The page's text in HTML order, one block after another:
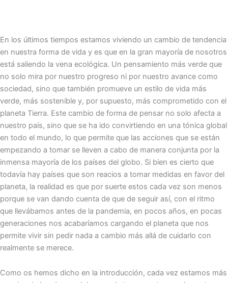
En los últimos tiempos estamos viviendo un cambio de tendencia
en nuestra forma de vida y es que en la gran mayoría de nosotros
está saliendo la vena ecológica. Un pensamiento más verde que
no solo mira por nuestro progreso ni por nuestro avance como
sociedad, sino que también promueve un estilo de vida más
verde, más sostenible y, por supuesto, más comprometido con el
planeta Tierra. Este cambio de forma de pensar no solo afecta a
nuestro país, sino que se ha ido convirtiendo en una tónica global
en todo el mundo, lo que permite que las acciones que se están
empezando a tomar se lleven a cabo de manera conjunta por la
inmensa mayoría de los países del globo. Si bien es cierto que
todavía hay países que son reacios a tomar medidas en favor del
planeta, la realidad es que por suerte estos cada vez son menos
porque se van dando cuenta de que de seguir así, con el ritmo
que llevábamos antes de la pandemia, en pocos años, en pocas
generaciones nos acabaríamos cargando el planeta que nos
permite vivir sin pedir nada a cambio más allá de cuidarlo con
realmente se merece.
Como os hemos dicho en la introducción, cada vez estamos más